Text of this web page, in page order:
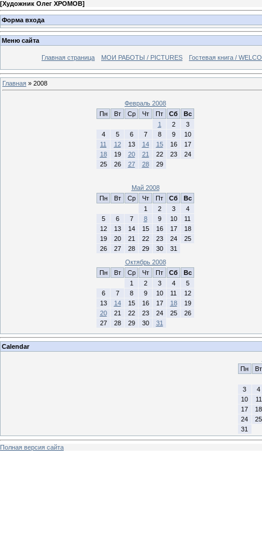
[Художник Олег ХРОМОВ]
Форма входа
Меню сайта
Главная страница МОИ РАБОТЫ / PICTURES Гостевая книга /
Главная » 2008
Февраль 2008
Пн
Вт Ср Чт Пт Сб
Вс
1
2
3
4
5 6 7 8 9
10
11
12 13 14 15 16
17
18
19 20 21 22 23
24
25
26 27 28 29
Май 2008
Пн
Вт Ср Чт Пт Сб
Вс
1
2 3
4
5
6 7 8 9 10
11
12
13 14 15 16 17
18
19
20 21 22 23 24
25
26
27 28 29 30
31
Октябрь 2008
Пн
Вт Ср Чт Пт Сб
Вс
1
2 3 4
5
6
7 8 9 10 11
12
13
14 15 16 17 18
19
20
21 22 23 24 25
26
27
28 29 30 31
Calendar
Пн
Вт
3
4
10
11
17
18
24
25
31
Полная версия сайта